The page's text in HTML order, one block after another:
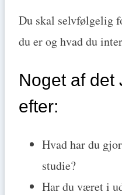
Du skal selvfølgelig
du er og hvad du
Noget af det
efter:
Hvad har du
studie?
Har du været i